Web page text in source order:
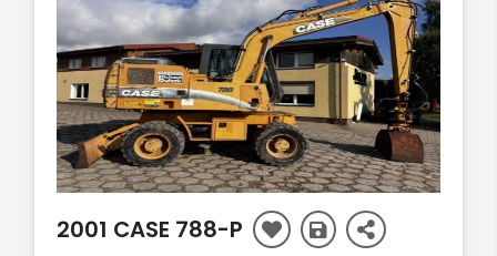
2001 CASE 788-P